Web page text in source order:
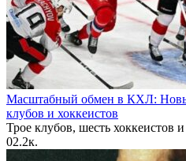
Масштабный обмен в КХЛ:
клубов и хоккеистов
Трое клубов, шесть хоккеистов
02.2к.